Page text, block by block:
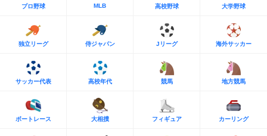
プロ野球 MLB 高校野球 大学野球
独立リーグ 侍ジャパン Jリーグ 海外サッカー
サッカー代表 高校年代 競馬 地方競馬
ボートレース 大相撲 フィギュア カーリング